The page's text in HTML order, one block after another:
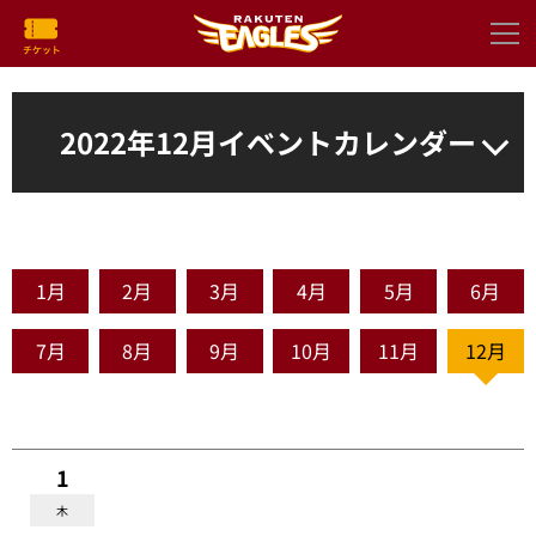
2022年12月イベントカレンダー
1月 2月 3月 4月 5月 6月
7月 8月 9月 10月 11月 12月
1
木